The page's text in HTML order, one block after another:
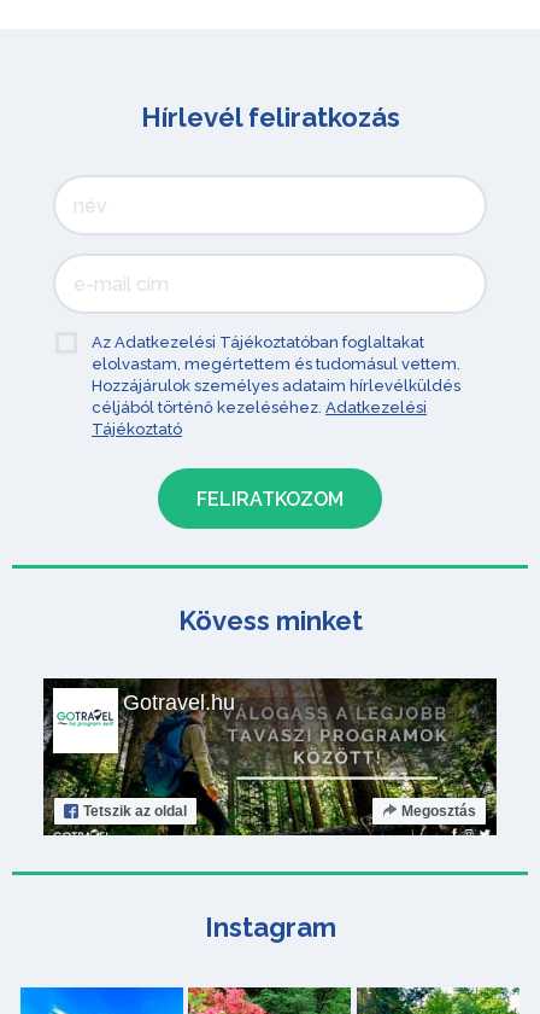
Hírlevél feliratkozás
Az Adatkezelési Tájékoztatóban foglaltakat
elolvastam, megértettem és tudomásul vettem.
Hozzájárulok személyes adataim hírlevélküldés
céljából történő kezeléséhez. Adatkezelési
Tájékoztató
Kövess minket
Gotravel.hu
Tetszik az oldal Megosztás
Instagram